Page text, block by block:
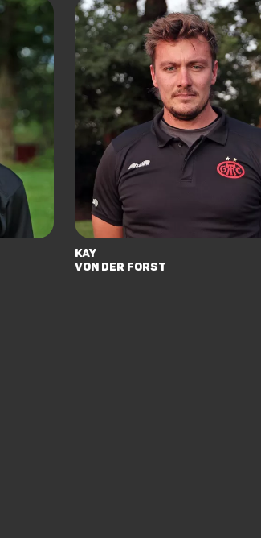
Kay
von der Forst